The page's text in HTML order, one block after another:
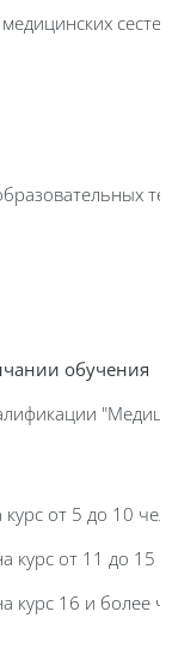
обучения
от 5 до 10
курс от 11 до 15
курс 16 и более